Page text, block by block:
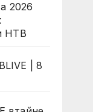
2026
НТВ
| 8